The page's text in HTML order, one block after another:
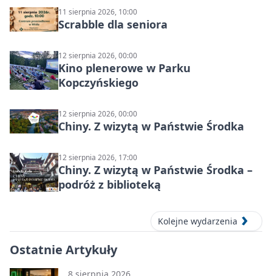
11 sierpnia 2026, 10:00
Scrabble dla seniora
12 sierpnia 2026, 00:00
Kino plenerowe w Parku
Kopczyńskiego
12 sierpnia 2026, 00:00
Chiny. Z wizytą w Państwie Środka
12 sierpnia 2026, 17:00
Chiny. Z wizytą w Państwie Środka –
podróż z biblioteką
Kolejne wydarzenia
Ostatnie Artykuły